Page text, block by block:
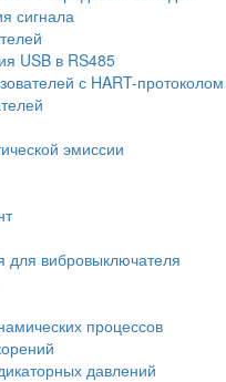
сигнала
USB в RS485
с HART-протоколом
эмиссии
для вибровыключателя
процессов
давлений